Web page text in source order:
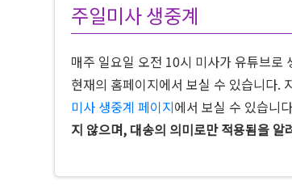
주일미사 생중계
매주 일요일 오전 10시 미사가 유튜브로
현재의 홈페이지에서 보실 수 있습니다.
미사 생중계 페이지에서 보실 수 있습니
지 않으며, 대송의 의미로만 적용됨을 알